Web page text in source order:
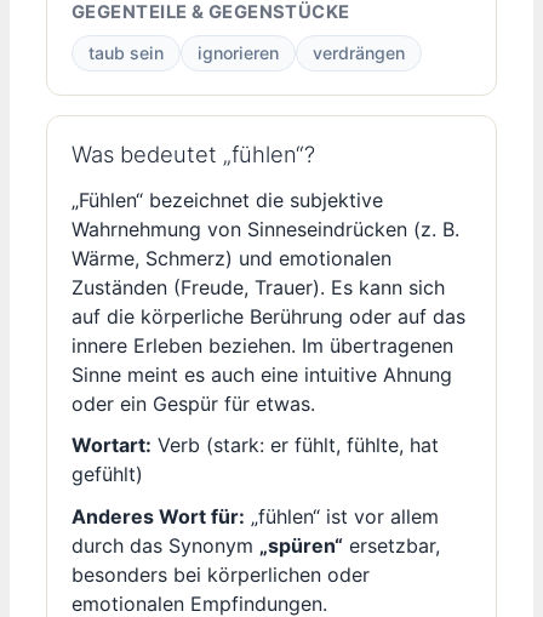
GEGENTEILE & GEGENSTÜCKE
taub sein ignorieren verdrängen
Was bedeutet „fühlen“?
„Fühlen“ bezeichnet die subjektive
Wahrnehmung von Sinneseindrücken (z. B.
Wärme, Schmerz) und emotionalen
Zuständen (Freude, Trauer). Es kann sich
auf die körperliche Berührung oder auf das
innere Erleben beziehen. Im übertragenen
Sinne meint es auch eine intuitive Ahnung
oder ein Gespür für etwas.
Wortart: Verb (stark: er fühlt, fühlte, hat
gefühlt)
Anderes Wort für: „fühlen“ ist vor allem
durch das Synonym „spüren“ ersetzbar,
besonders bei körperlichen oder
emotionalen Empfindungen.